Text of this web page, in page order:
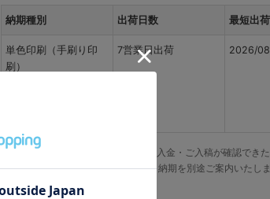
納期種別 出荷日数 最短出荷
単色印刷（手刷り印
刷）
7営業日出荷 2026/
※上記は、2026/08/10 15時までにご入金・ご入稿が確認できた
※上限数量を超えるご注文の場合は、納期を別途ご案内いたしま